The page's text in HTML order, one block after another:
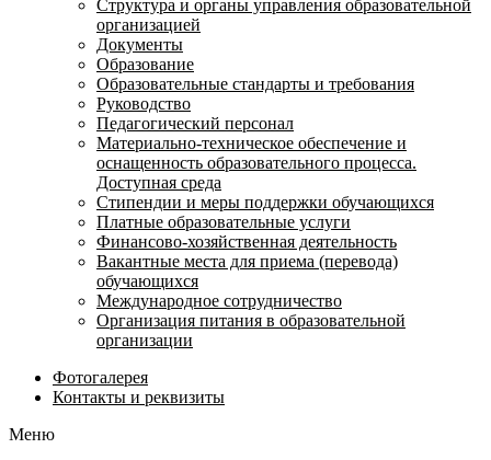
Структура и органы управления образовательной
организацией
Документы
Образование
Образовательные стандарты и требования
Руководство
Педагогический персонал
Материально-техническое обеспечение и
оснащенность образовательного процесса.
Доступная среда
Стипендии и меры поддержки обучающихся
Платные образовательные услуги
Финансово-хозяйственная деятельность
Вакантные места для приема (перевода)
обучающихся
Международное сотрудничество
Организация питания в образовательной
организации
Фотогалерея
Контакты и реквизиты
Меню